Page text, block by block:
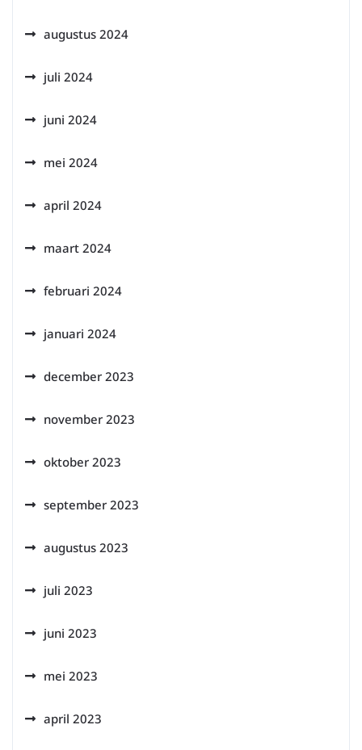
augustus 2024
juli 2024
juni 2024
mei 2024
april 2024
maart 2024
februari 2024
januari 2024
december 2023
november 2023
oktober 2023
september 2023
augustus 2023
juli 2023
juni 2023
mei 2023
april 2023